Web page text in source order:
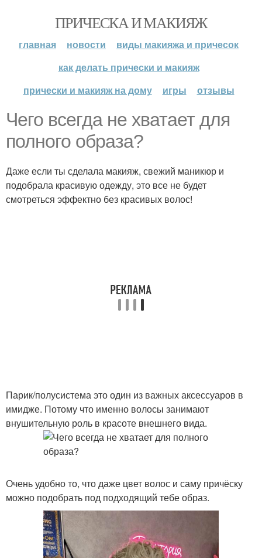
ПРИЧЕСКА И МАКИЯЖ
главная новости
виды макияжа и причесок
как делать прически и макияж
прически и макияж на дому
игры отзывы
Чего всегда не хватает для
полного образа?
Даже если ты сделала макияж, свежий маникюр и
подобрала красивую одежду, это все не будет
смотреться эффектно без красивых волос!
Парик/полусистема это один из важных аксессуаров в
имидже. Потому что именно волосы занимают
внушительную роль в красоте внешнего вида.
Очень удобно то, что даже цвет волос и саму причёску
можно подобрать под подходящий тебе образ.